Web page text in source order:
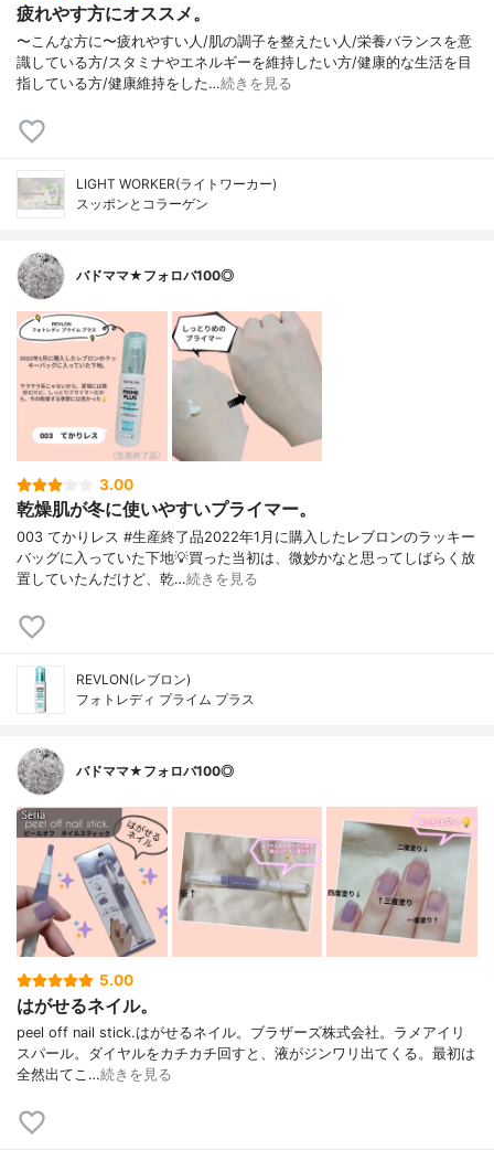
疲れやす方にオススメ。
〜こんな方に〜疲れやすい人/肌の調子を整えたい人/栄養バランスを意
識している方/スタミナやエネルギーを維持したい方/健康的な生活を目
指している方/健康維持をした…続きを見る
LIGHT WORKER(ライトワーカー)
スッポンとコラーゲン
バドママ★フォロバ100◎
3.00
乾燥肌が冬に使いやすいプライマー。
003 てかりレス #生産終了品2022年1月に購入したレブロンのラッキー
バッグに入っていた下地💡買った当初は、微妙かなと思ってしばらく放
置していたんだけど、乾…続きを見る
REVLON(レブロン)
フォトレディ プライム プラス
バドママ★フォロバ100◎
5.00
はがせるネイル。
peel off nail stick.はがせるネイル。ブラザーズ株式会社。ラメアイリ
スパール。ダイヤルをカチカチ回すと、液がジンワリ出てくる。最初は
全然出てこ…続きを見る